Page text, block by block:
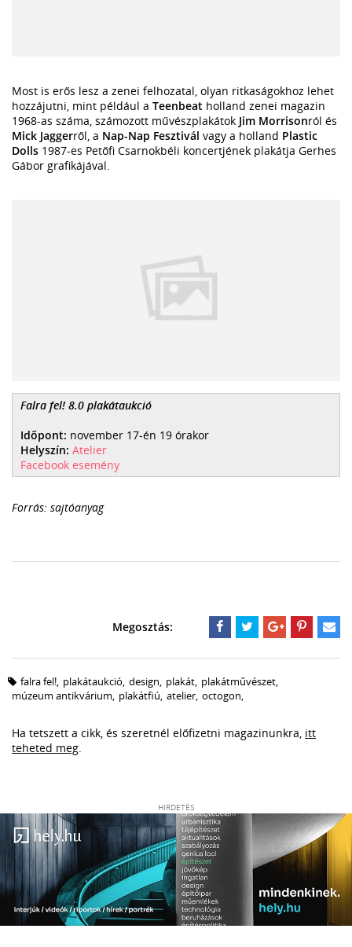
Most is erős lesz a zenei felhozatal, olyan ritkaságokhoz lehet
hozzájutni, mint például a Teenbeat holland zenei magazin
1968-as száma, számozott művészplakátok Jim Morrisonról és
Mick Jaggerről, a Nap-Nap Fesztivál vagy a holland Plastic
Dolls 1987-es Petőfi Csarnokbéli koncertjének plakátja Gerhes
Gábor grafikájával.
Falra fel! 8.0 plakátaukció
Időpont: november 17-én 19 órakor
Helyszín: Atelier
Facebook esemény
Forrás: sajtóanyag
falra fel!, plakátaukció, design, plakát, plakátművészet,
múzeum antikvárium, plakátfiú, atelier, octogon,
Ha tetszett a cikk, és szeretnél előfizetni magazinunkra, itt
teheted meg.
HIRDETÉS